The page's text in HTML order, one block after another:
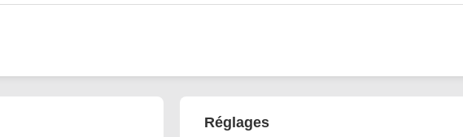
Réglages